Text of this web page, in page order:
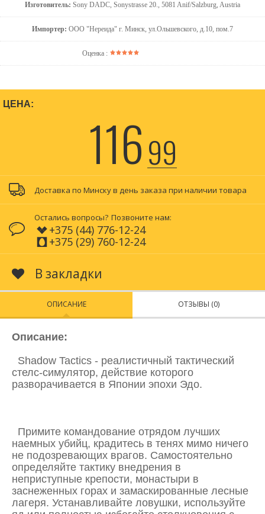
Изготовитель: Sony DADC, Sonystrasse 20., 5081 Anif/Salzburg, Austria
Импортер: ООО "Нереида" г. Минск, ул.Ольшевского, д.10, пом.7
Оценка :
ЦЕНА:
11699
Доставка по Минску в день заказа при наличии товара
Остались вопросы? Позвоните нам:
+375 (44) 776-12-24
+375 (29) 760-12-24
В закладки
ОПИСАНИЕ ОТЗЫВЫ (0)
Описание:
Shadow Tactics - реалистичный тактический
стелс-симулятор, действие которого
разворачивается в Японии эпохи Эдо.
Примите командование отрядом лучших
наемных убийц, крадитесь в тенях мимо ничего
не подозревающих врагов. Самостоятельно
определяйте тактику внедрения в
неприступные крепости, монастыри в
заснеженных горах и замаскированные лесные
лагеря. Устанавливайте ловушки, используйте